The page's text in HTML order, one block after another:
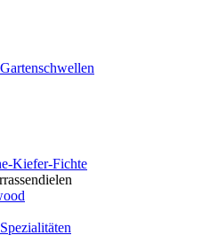
Kiefer-Fichte